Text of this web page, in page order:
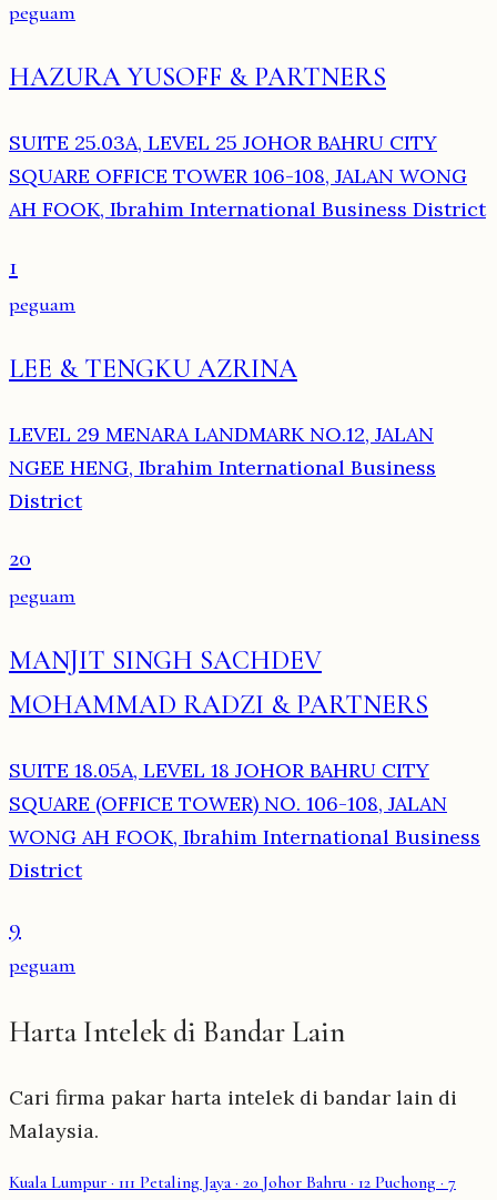
peguam
HAZURA YUSOFF & PARTNERS
SUITE 25.03A, LEVEL 25 JOHOR BAHRU CITY
SQUARE OFFICE TOWER 106-108, JALAN WONG
AH FOOK, Ibrahim International Business District
1
peguam
LEE & TENGKU AZRINA
LEVEL 29 MENARA LANDMARK NO.12, JALAN
NGEE HENG, Ibrahim International Business
District
20
peguam
MANJIT SINGH SACHDEV
MOHAMMAD RADZI & PARTNERS
SUITE 18.05A, LEVEL 18 JOHOR BAHRU CITY
SQUARE (OFFICE TOWER) NO. 106-108, JALAN
WONG AH FOOK, Ibrahim International Business
District
9
peguam
Harta Intelek di Bandar Lain
Cari firma pakar harta intelek di bandar lain di
Malaysia.
Kuala Lumpur · 111 Petaling Jaya· 20 Johor Bahru · 12 Puchong · 7